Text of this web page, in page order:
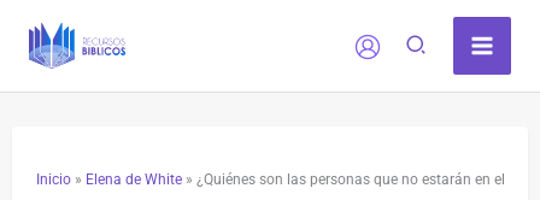
Inicio» Elena de White» ¿Quiénes son las personas que no estarán en el